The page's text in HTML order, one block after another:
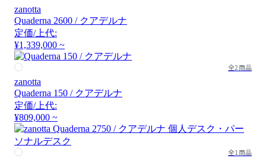
zanotta
Quaderna 2600 / クアデルナ
定価/上代:
¥1,339,000 ~
全2商品
zanotta
Quaderna 150 / クアデルナ
定価/上代:
¥809,000 ~
全1商品